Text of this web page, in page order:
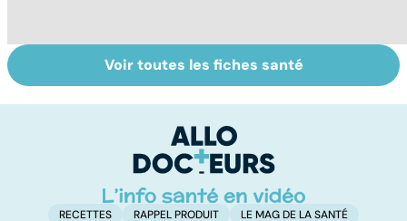
Le tramadol, un
médicament à
Le mystère de la
fibromyalgie
Voir toutes les fiches santé
RECETTES RAPPEL PRODUIT LE MAG DE LA SANTÉ